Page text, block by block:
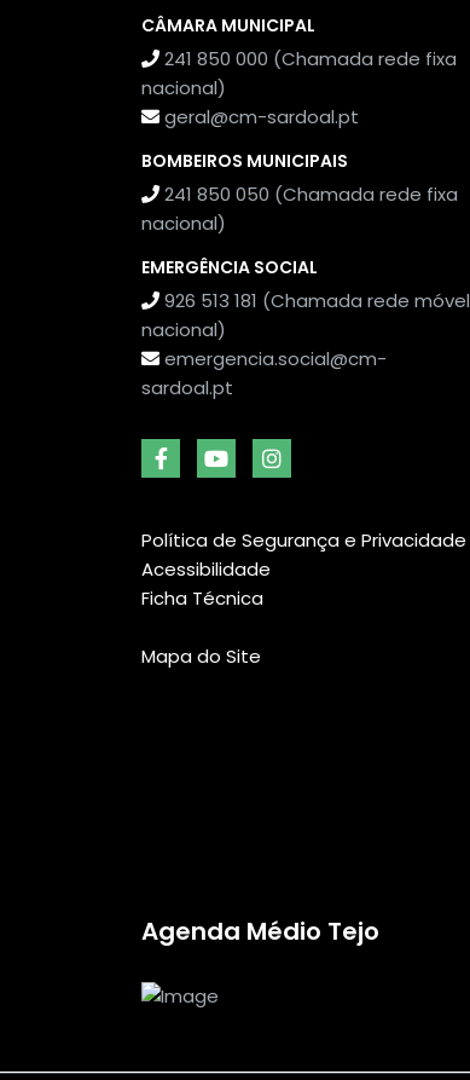
CÂMARA MUNICIPAL
241 850 000 (Chamada rede fixa
nacional)
geral@cm-sardoal.pt
BOMBEIROS MUNICIPAIS
241 850 050 (Chamada rede fixa
nacional)
EMERGÊNCIA SOCIAL
926 513 181 (Chamada rede móvel
nacional)
emergencia.social@cm-
sardoal.pt
Política de Segurança e Privacidade
Acessibilidade
Ficha Técnica
Mapa do Site
Agenda Médio Tejo